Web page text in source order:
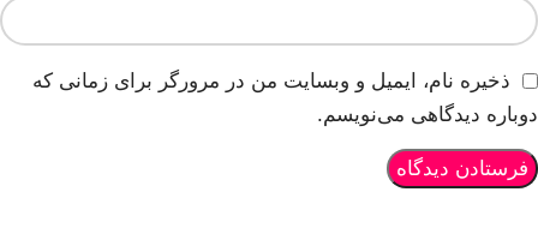
ذخیره نام، ایمیل و وبسایت من در مرورگر برای زمانی که
دوباره دیدگاهی می‌نویسم.